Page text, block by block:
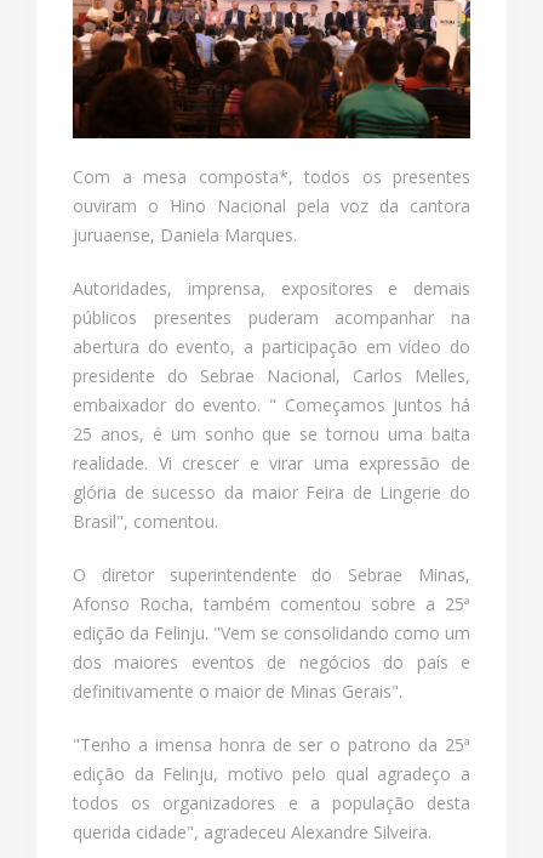
Com a mesa composta*, todos os presentes
ouviram o Hino Nacional pela voz da cantora
juruaense, Daniela Marques.
Autoridades, imprensa, expositores e demais
públicos presentes puderam acompanhar na
abertura do evento, a participação em vídeo do
presidente do Sebrae Nacional, Carlos Melles,
embaixador do evento. " Começamos juntos há
25 anos, é um sonho que se tornou uma baita
realidade. Vi crescer e virar uma expressão de
glória de sucesso da maior Feira de Lingerie do
Brasil", comentou.
O diretor superintendente do Sebrae Minas,
Afonso Rocha, também comentou sobre a 25ª
edição da Felinju. "Vem se consolidando como um
dos maiores eventos de negócios do país e
definitivamente o maior de Minas Gerais".
"Tenho a imensa honra de ser o patrono da 25ª
edição da Felinju, motivo pelo qual agradeço a
todos os organizadores e a população desta
querida cidade", agradeceu Alexandre Silveira.